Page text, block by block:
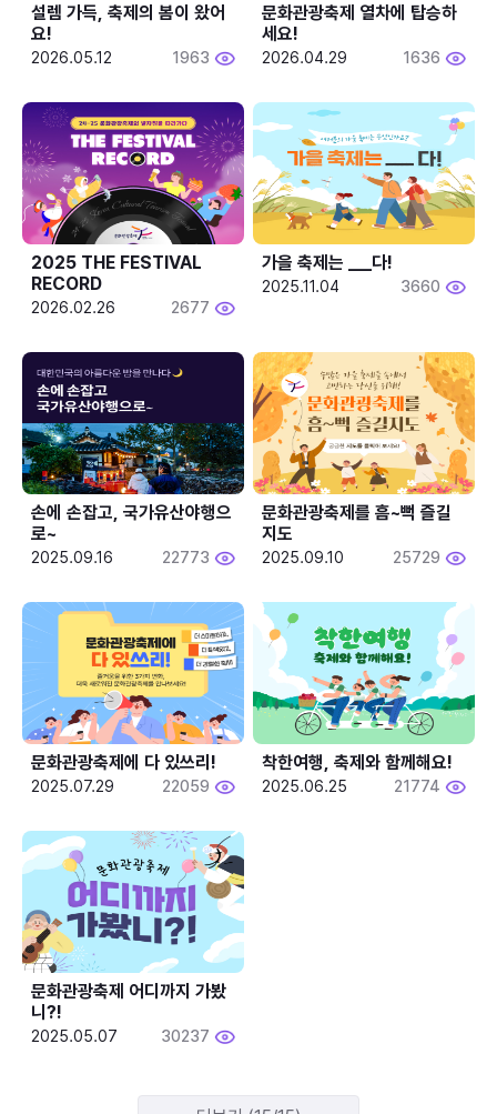
설렘 가득, 축제의 봄이 왔어
요!
2026.05.12 1963
문화관광축제 열차에 탑승하
세요!
2026.04.29 1636
2025 THE FESTIVAL
RECORD
2026.02.26 2677
2025.11.04 3660
손에 손잡고, 국가유산야행으
로~
2025.09.16 22773
문화관광축제를 흠~뻑 즐길
지도
2025.09.10 25729
문화관광축제에 다 있쓰리!
2025.07.29 22059
착한여행, 축제와 함께해요!
2025.06.25 21774
문화관광축제 어디까지 가봤
니?!
2025.05.07 30237